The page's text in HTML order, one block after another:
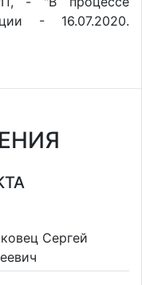
- 16.07.2020.
Сергей